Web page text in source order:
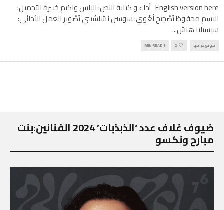
English version here أداء و كتابة النص: الياس واكيم خبيرة التجميل:
الاسم محفوظ تَصْحِيح لُغَوِي: سوسن نشاشيبي تَصْوير العمل الأدائي:
سيسيليا هاش...
فوتوغرافيا 2
1 MIN READ
ضيوف غلاف عدد ‘الذبذبات’ 2024 الفنانين:بنت
مبارح ونكسو